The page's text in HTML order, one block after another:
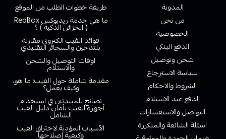
المدونة
من نحن
الخصوصية
الدفع البنكي
شحن وتوصيل
سياسة الاسترجاع
الشروط والاحكام
الدفع عند الاستلام
التواصل والاستفسارات
اسئلة الشائعة والمتكررة
طريقة خطوات الطلب من الموقع
ما هي خدمة ريدبوكس RedBox
( الخزائن الذكية ) ؟
فوائد الفيب الكتروني مقارنة
بلتدخين والسجائر التقليدي
اوقات التوصيل والشحن
والاستلام
مقدمة شاملة حول الفيب: ما هو،
وكيف يعمل؟
نصائح للمبتدئين في استخدام
أجهزة الفيب بأمان دليل الفيب
الشامل
الأسباب المؤدية لاحتراق الفيب
وكيفية إصلاحها